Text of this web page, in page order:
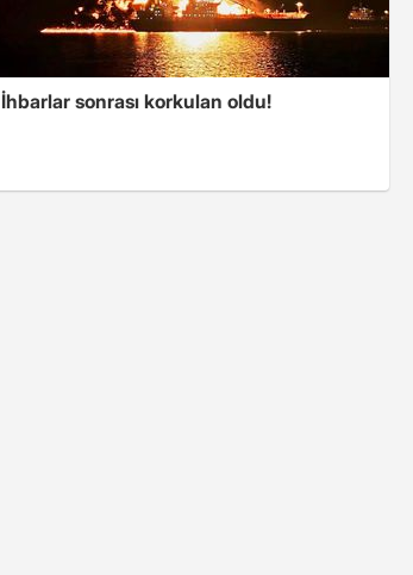
İhbarlar sonrası korkulan oldu!